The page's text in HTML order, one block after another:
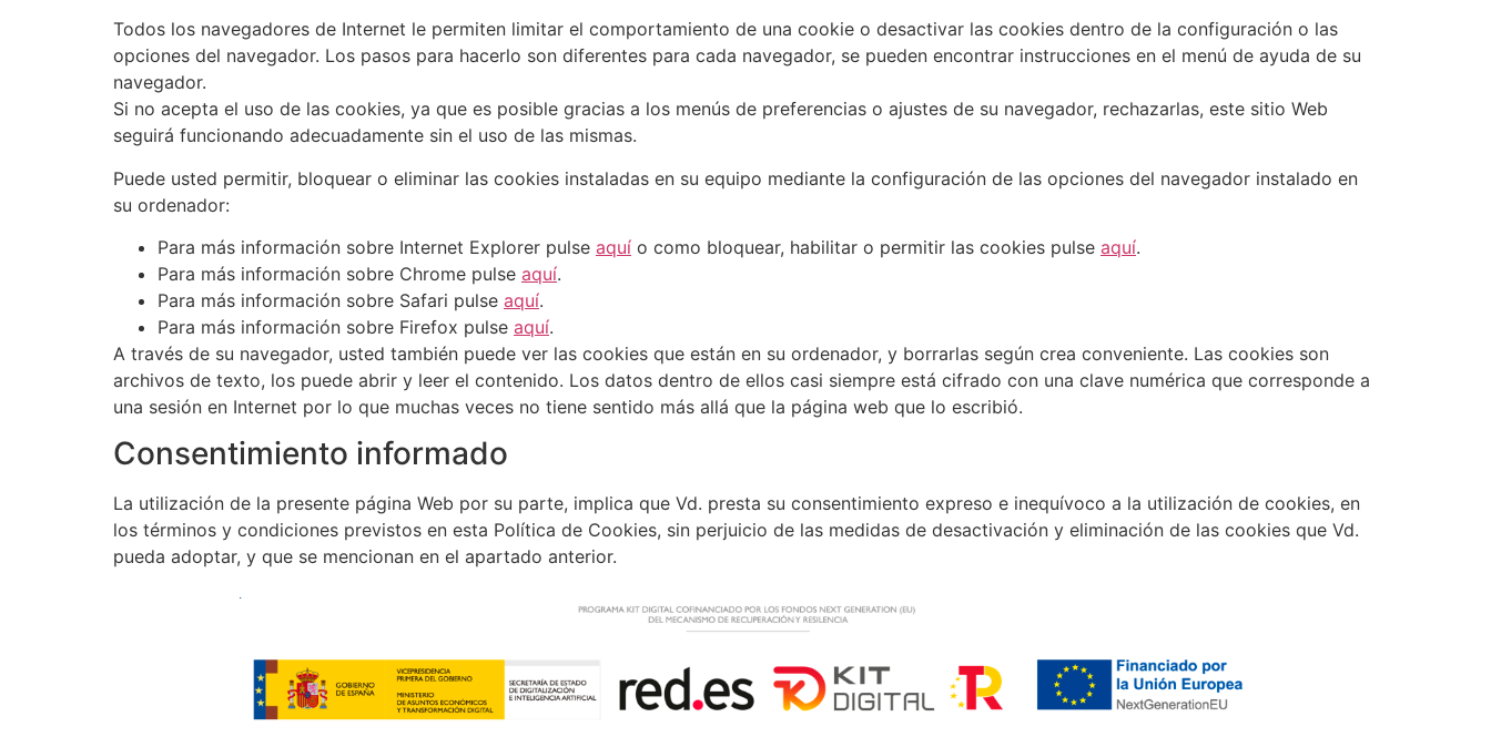
Todos los navegadores de Internet le permiten limitar el comportamiento de una cookie o desactivar las cookies dentro de la configuración o las
opciones del navegador. Los pasos para hacerlo son diferentes para cada navegador, se pueden encontrar instrucciones en el menú de ayuda de su
navegador.
Si no acepta el uso de las cookies, ya que es posible gracias a los menús de preferencias o ajustes de su navegador, rechazarlas, este sitio Web
seguirá funcionando adecuadamente sin el uso de las mismas.
Puede usted permitir, bloquear o eliminar las cookies instaladas en su equipo mediante la configuración de las opciones del navegador instalado en
su ordenador:
Para más información sobre Internet Explorer pulse aquí o como bloquear, habilitar o permitir las cookies pulse aquí.
Para más información sobre Chrome pulse aquí.
Para más información sobre Safari pulse aquí.
Para más información sobre Firefox pulse aquí.
A través de su navegador, usted también puede ver las cookies que están en su ordenador, y borrarlas según crea conveniente. Las cookies son
archivos de texto, los puede abrir y leer el contenido. Los datos dentro de ellos casi siempre está cifrado con una clave numérica que corresponde a
una sesión en Internet por lo que muchas veces no tiene sentido más allá que la página web que lo escribió.
Consentimiento informado
La utilización de la presente página Web por su parte, implica que Vd. presta su consentimiento expreso e inequívoco a la utilización de cookies, en
los términos y condiciones previstos en esta Política de Cookies, sin perjuicio de las medidas de desactivación y eliminación de las cookies que Vd.
pueda adoptar, y que se mencionan en el apartado anterior.